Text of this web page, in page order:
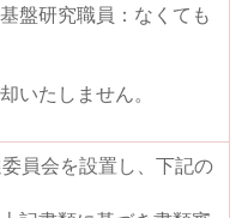
盤研究職員：なくても
いたしません。
員会を設置し、下記の